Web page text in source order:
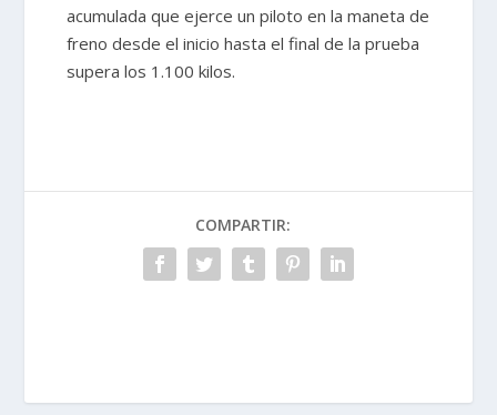
acumulada que ejerce un piloto en la maneta de
freno desde el inicio hasta el final de la prueba
supera los 1.100 kilos.
COMPARTIR: